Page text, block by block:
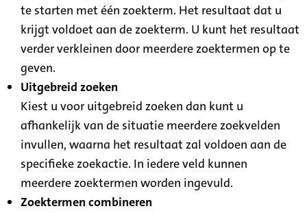
te starten met één zoekterm. Het resultaat dat u
krijgt voldoet aan de zoekterm. U kunt het resultaat
verder verkleinen door meerdere zoektermen op te
geven.
Uitgebreid zoeken
Kiest u voor uitgebreid zoeken dan kunt u
afhankelijk van de situatie meerdere zoekvelden
invullen, waarna het resultaat zal voldoen aan de
specifieke zoekactie. In iedere veld kunnen
meerdere zoektermen worden ingevuld.
Zoektermen combineren